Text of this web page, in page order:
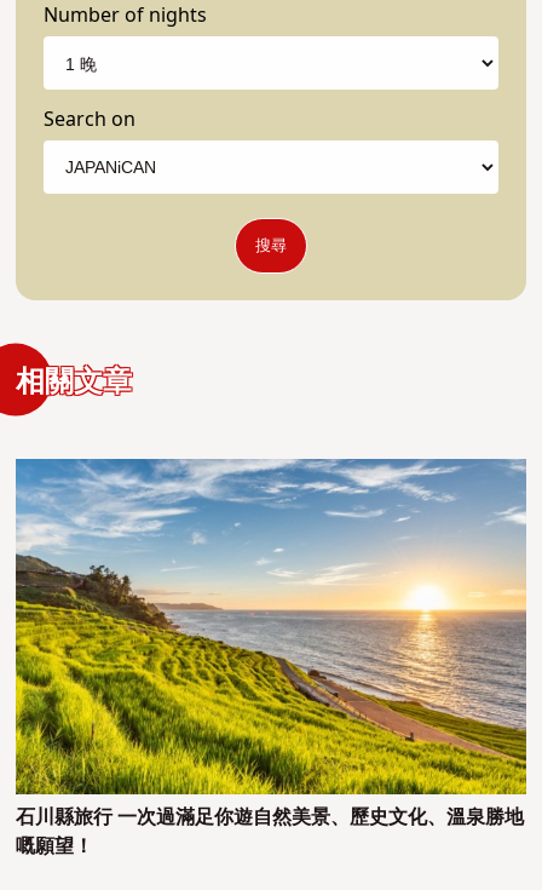
Number of nights
Search on
搜尋
相關文章
石川縣旅行 一次過滿足你遊自然美景、歷史文化、溫泉勝地
嘅願望！